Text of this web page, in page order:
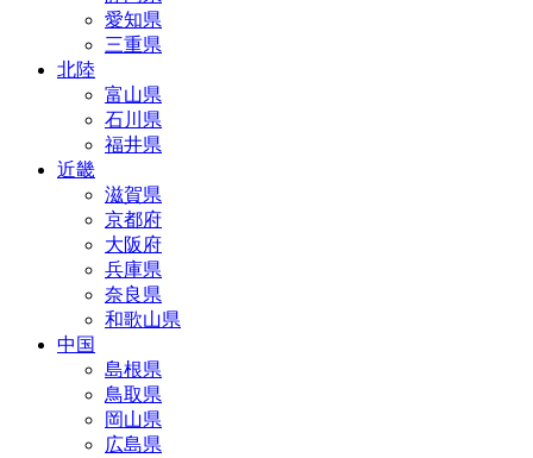
愛知県
三重県
北陸
富山県
石川県
福井県
近畿
滋賀県
京都府
大阪府
兵庫県
奈良県
和歌山県
中国
島根県
鳥取県
岡山県
広島県